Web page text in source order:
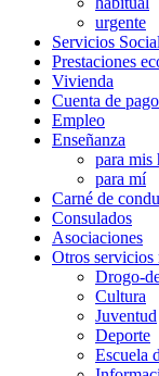
urgente
Servicios
Prestaciones
Vivienda
Cuenta de
Empleo
Enseñanza
para mis
para mí
Carné de
Consulados
Asociaciones
Otros servicios
Drogo-
Cultura
Juventud
Deporte
Escuela